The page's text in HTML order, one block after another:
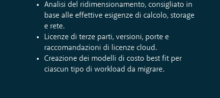
Analisi del ridimensionamento, consigliato in
base alle effettive esigenze di calcolo, storage
e rete.
Licenze di terze parti, versioni, porte e
raccomandazioni di licenze cloud.
Creazione dei modelli di costo best fit per
ciascun tipo di workload da migrare.